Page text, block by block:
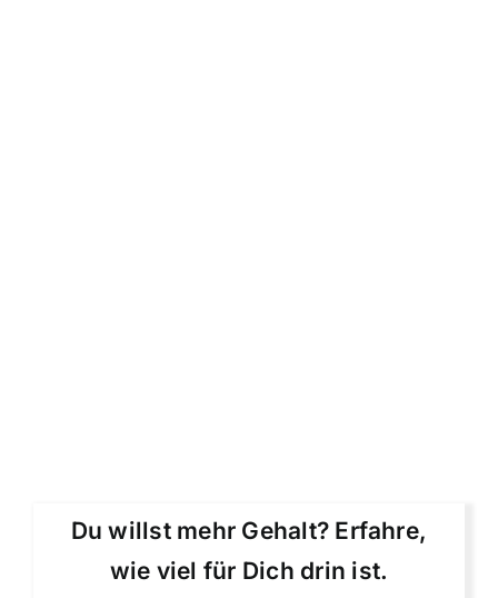
Du willst mehr Gehalt? Erfahre,
wie viel für Dich drin ist.